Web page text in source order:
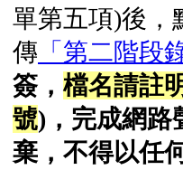
單第五項)後，
傳 「第二階段
簽， 檔名請註
號)，完成網路
棄，不得以任